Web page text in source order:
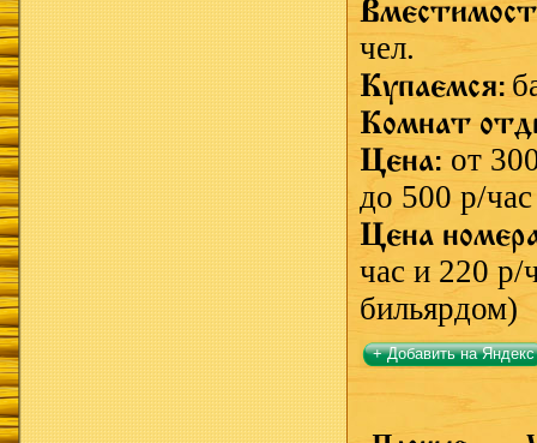
чел.
Купаемся:
Комнат
Цена: от
до 500 р/час
Цена
час и 220 р/
бильярдом)
+ Добавить на Яндекс